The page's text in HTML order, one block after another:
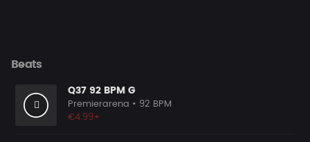
Beats
Q37 92 BPM G
Premierarena • 92 BPM
€4.99+